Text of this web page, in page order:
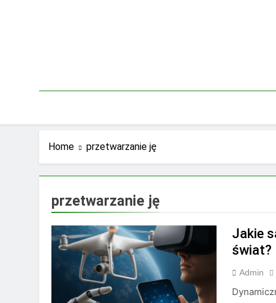
Home przetwarzanie ję
przetwarzanie ję
Jakie
świat?
Admin